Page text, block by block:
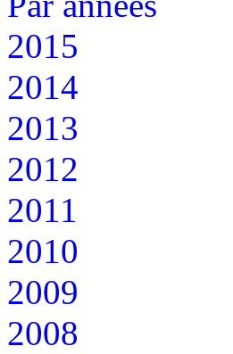
2015
2014
2013
2012
2011
2010
2009
2008